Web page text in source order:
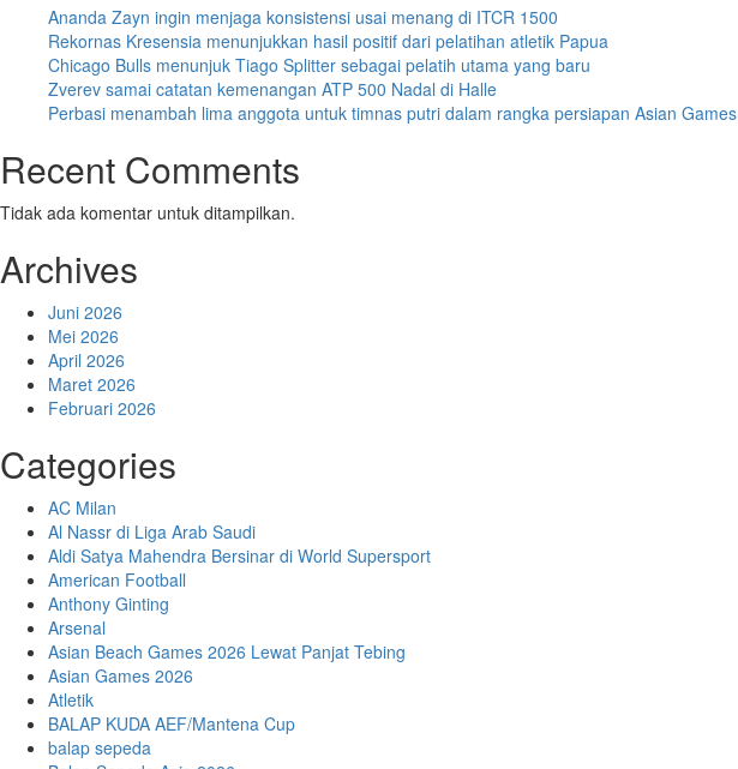
Ananda Zayn ingin menjaga konsistensi usai menang di ITCR 1500
Rekornas Kresensia menunjukkan hasil positif dari pelatihan atletik Papua
Chicago Bulls menunjuk Tiago Splitter sebagai pelatih utama yang baru
Zverev samai catatan kemenangan ATP 500 Nadal di Halle
Perbasi menambah lima anggota untuk timnas putri dalam rangka persiapan Asian Games
Recent Comments
Tidak ada komentar untuk ditampilkan.
Archives
Juni 2026
Mei 2026
April 2026
Maret 2026
Februari 2026
Categories
AC Milan
Al Nassr di Liga Arab Saudi
Aldi Satya Mahendra Bersinar di World Supersport
American Football
Anthony Ginting
Arsenal
Asian Beach Games 2026 Lewat Panjat Tebing
Asian Games 2026
Atletik
BALAP KUDA AEF/Mantena Cup
balap sepeda